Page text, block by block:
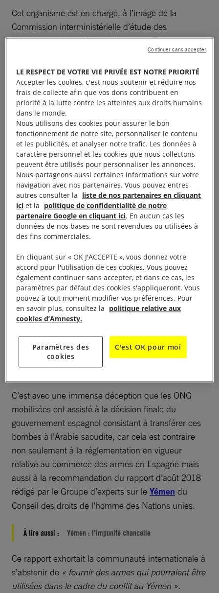
Cet organisme est en charge, à l’image de la
Commission interministérielle d’étude des
exportations de matériel de guerre en France, de se
prononcer sur les demandes d’exportations d’armes.
Le Conseil, sous la pression des ONG mobilisées
dans le cadre de la campagne « Armas Bajo Control
», dont Amnesty International Espagne fait partie,
devait aborder le 19 septembre l’« amélioration de la
politique relative à l’exportation vers ces zones de
conflit des armes jugées les plus sensibles, telles
que les armes létales et les munitions de quelque
type que ce soit ».
En ligne de mire les ventes d’armes notamment de
Espagneà l’Arabie saouditeet la volte-face du
gouvernement espagnol qui est revenu sur la
décision du ministère de la Défense qui consistait à
geler le contrat de vente de 400 bombes à guidage
laser américaines conclu en 2015 avec l’Arabie
saoudite.
À lire aussi : Espagne : une occasion à ne pas manquer
Une occasion ratée
C’est avec une immense déception que les ONG
mobilisées ont assisté à la décision finale du
gouvernement espagnol consistant à transférer ces
bombes à l’Arabie saoudite, car cela est contraire
non seulement à la réglementation en vigueur
relative au commerce des armes en Espagne mais
aussi à la recommandation du rapport d’août 2018
rédigé par le Groupe d’experts sur le Yémen du
Conseil des droits de l’homme des Nations unies.
À lire aussi : Yémen : l’impunité chancelle
Ce rapport exhortait la communauté internationale à
s’abstenir de « fournir des armes qui pourraient être
utilisées dans le cadre du conflit au Yémen ».
LE RESPECT DE VOTRE VIE PRIVÉE EST NOTRE PRIORITÉ
Accepter les cookies, c'est nous soutenir et réduire nos
frais de collecte afin que vos dons contribuent en
priorité à la lutte contre les atteintes aux droits humains
dans le monde.
Nous utilisons des cookies pour assurer le bon
fonctionnement de notre site, personnaliser le contenu
et les publicités, et analyser notre trafic. Les données à
caractère personnel et les cookies que nous collectons
peuvent être utilisés pour personnaliser les annonces.
Nous partageons aussi certaines informations sur votre
navigation avec nos partenaires. Vous pouvez entres
autres consulter la liste de nos partenaires en cliquant
ici et la politique de confidentialité de notre
partenaire Google en cliquant ici. En aucun cas les
données de nos bases ne sont revendues ou utilisées à
des fins commerciales.
En cliquant sur « OK J'ACCEPTE », vous donnez votre
accord pour l'utilisation de ces cookies. Vous pouvez
également continuer sans accepter, et dans ce cas, les
paramètres par défaut des cookies s'appliqueront. Vous
pouvez à tout moment modifier vos préférences. Pour
en savoir plus, consultez la politique relative aux
cookies d’Amnesty.
Paramètres des
cookies
C'est OK pour moi
Continuer sans accepter